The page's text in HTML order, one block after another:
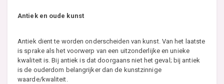
Antiek en oude kunst
Antiek dient te worden onderscheiden van kunst. Van het laatste
is sprake als het voorwerp van een uitzonderlijke en unieke
kwaliteit is. Bij antiek is dat doorgaans niet het geval; bij antiek
is de ouderdom belangrijker dan de kunstzinnige
waarde/kwaliteit.